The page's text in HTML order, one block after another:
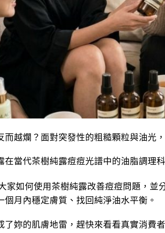
爛？面對突發性的粗糙顆粒與油光，
代茶樹純露痘痘光譜中的油脂調理科
家如何使用茶樹純露改善痘痘問題，並
個月內穩定膚質、找回純淨油水平衡。
的肌膚地雷，趕快來看看真實消費者